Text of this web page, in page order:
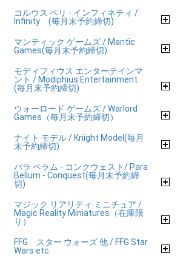
コルウス ベリ - インフィネティ /
Infinity (毎月末予約締切)
マンティック ゲームズ / Mantic
Games(毎月末予約締切)
モディフィウス エンターテインマ
ント / Modiphius Entertainment
(毎月末予約締切)
ウォーロード ゲームズ / Warlord
Games（毎月末予約締切）
ナイト モデル / Knight Model(毎月
末予約締切)
パラ ベラム - コンクウェスト/ Para
Bellum - Conquest(毎月末予約締
切)
マジック リアリティ ミニチュア /
Magic Reality Miniatures（在庫限
り）
FFG スター ウォーズ 他 / FFG Star
Wars etc.